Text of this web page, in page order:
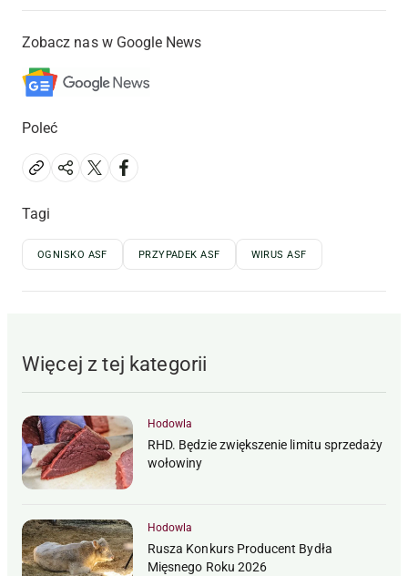
Zobacz nas w Google News
Poleć
Tagi
OGNISKO ASF PRZYPADEK ASF WIRUS ASF
Więcej z tej kategorii
Hodowla
RHD. Będzie zwiększenie limitu sprzedaży
wołowiny
Hodowla
Rusza Konkurs Producent Bydła
Mięsnego Roku 2026